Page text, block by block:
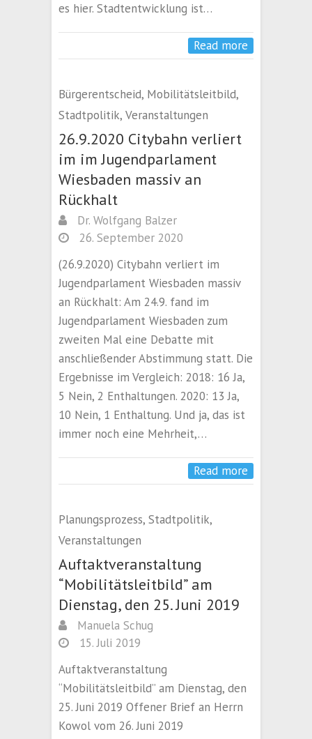
es hier. Stadtentwicklung ist…
Read more
Bürgerentscheid, Mobilitätsleitbild,
Stadtpolitik, Veranstaltungen
26.9.2020 Citybahn verliert
im im Jugendparlament
Wiesbaden massiv an
Rückhalt
Dr. Wolfgang Balzer
26. September 2020
(26.9.2020) Citybahn verliert im
Jugendparlament Wiesbaden massiv
an Rückhalt: Am 24.9. fand im
Jugendparlament Wiesbaden zum
zweiten Mal eine Debatte mit
anschließender Abstimmung statt. Die
Ergebnisse im Vergleich: 2018: 16 Ja,
5 Nein, 2 Enthaltungen. 2020: 13 Ja,
10 Nein, 1 Enthaltung. Und ja, das ist
immer noch eine Mehrheit,…
Read more
Planungsprozess, Stadtpolitik,
Veranstaltungen
Auftaktveranstaltung
“Mobilitätsleitbild” am
Dienstag, den 25. Juni 2019
Manuela Schug
15. Juli 2019
Auftaktveranstaltung
“Mobilitätsleitbild” am Dienstag, den
25. Juni 2019 Offener Brief an Herrn
Kowol vom 26. Juni 2019